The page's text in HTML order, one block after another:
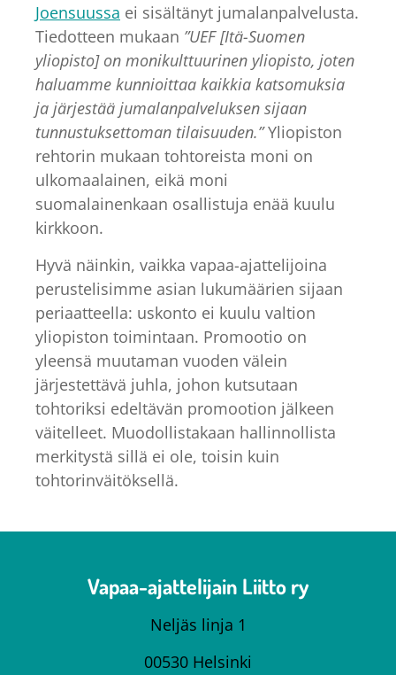
Joensuussa ei sisältänyt jumalanpalvelusta.
Tiedotteen mukaan ”UEF [Itä-Suomen
yliopisto] on monikulttuurinen yliopisto, joten
haluamme kunnioittaa kaikkia katsomuksia
ja järjestää jumalanpalveluksen sijaan
tunnustuksettoman tilaisuuden.”Yliopiston
rehtorin mukaan tohtoreista moni on
ulkomaalainen, eikä moni
suomalainenkaan osallistuja enää kuulu
kirkkoon.
Hyvä näinkin, vaikka vapaa-ajattelijoina
perustelisimme asian lukumäärien sijaan
periaatteella: uskonto ei kuulu valtion
yliopiston toimintaan. Promootio on
yleensä muutaman vuoden välein
järjestettävä juhla, johon kutsutaan
tohtoriksi edeltävän promootion jälkeen
väitelleet. Muodollistakaan hallinnollista
merkitystä sillä ei ole, toisin kuin
tohtorinväitöksellä.
Vapaa-ajattelijain Liitto ry
Neljäs linja 1
00530 Helsinki